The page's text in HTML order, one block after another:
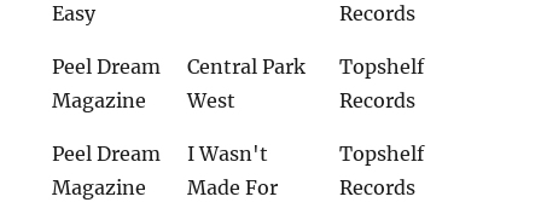
Easy
Records
Peel Dream
Magazine
Central Park
West
Topshelf
Records
Peel Dream
Magazine
I Wasn't
Made For
Topshelf
Records